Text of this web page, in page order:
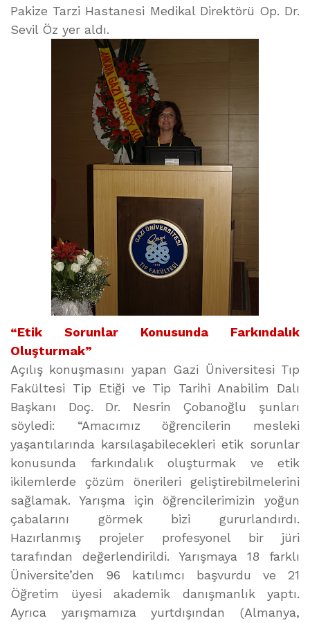
Pakize Tarzi Hastanesi Medikal Direktörü Op. Dr.
Sevil Öz yer aldı.
“Etik Sorunlar Konusunda Farkındalık
Oluşturmak”
Açılış konuşmasını yapan Gazi Üniversitesi Tıp
Fakültesi Tip Etiği ve Tip Tarihi Anabilim Dalı
Başkanı Doç. Dr. Nesrin Çobanoğlu şunları
söyledi: “Amacımız öğrencilerin mesleki
yaşantılarında karsılaşabilecekleri etik sorunlar
konusunda farkındalık oluşturmak ve etik
ikilemlerde çözüm önerileri geliştirebilmelerini
sağlamak. Yarışma için öğrencilerimizin yoğun
çabalarını görmek bizi gururlandırdı.
Hazırlanmış projeler profesyonel bir jüri
tarafından değerlendirildi. Yarışmaya 18 farklı
Üniversite’den 96 katılımcı başvurdu ve 21
Öğretim üyesi akademik danışmanlık yaptı.
Ayrıca yarışmamıza yurtdışından (Almanya,